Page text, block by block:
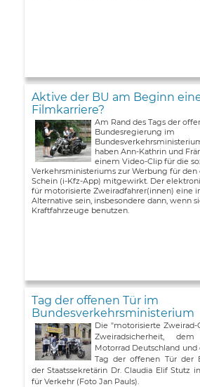
Aktive der BU am Beginn
Filmkarriere?
Am Rand des Tags der
Bundesregierung im
haben Ann-Kathrin und
einem Video-Clip für die
Verkehrsministeriums zur Werbung für
Schein (i-Kfz-App) mitgewirkt. Der
für motorisierte Zweiradfahrer(innen) eine
Alternative sein, insbesondere dann, wenn
Kraftfahrzeuge benutzen.
Tag der offenen Tür im
Bundesverkehrsministerium
Die "motorisierte
Zweiradsicherheit,
Motorrad Deutschland
Tag der offenen Tür der
der Staatssekretärin Dr. Claudia Elif Stutz
für Verkehr (Foto Jan Pauls).